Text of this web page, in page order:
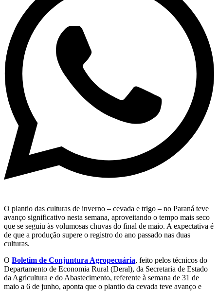
O plantio das culturas de inverno – cevada e trigo – no Paraná teve
avanço significativo nesta semana, aproveitando o tempo mais seco
que se seguiu às volumosas chuvas do final de maio. A expectativa é
de que a produção supere o registro do ano passado nas duas
culturas.
O Boletim de Conjuntura Agropecuária, feito pelos técnicos do
Departamento de Economia Rural (Deral), da Secretaria de Estado
da Agricultura e do Abastecimento, referente à semana de 31 de
maio a 6 de junho, aponta que o plantio da cevada teve avanço e